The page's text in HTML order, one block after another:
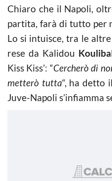
Chiaro che il Napoli,
partita, farà di tutto per
Lo si intuisce, tra le
rese da Kalidou
Kiss Kiss’: “Cercherò di
metterò tutta“, ha detto
Juve-Napoli s’infiamma